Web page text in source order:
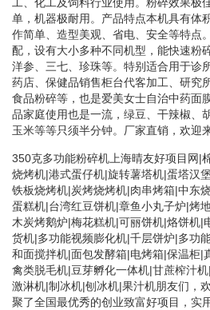
单，机器极耐用。产品特点本机具有体
作简单、造型美观、省电、安全等特点
配，设有大小多种不同机型，能快速粉
洋参、三七、珍珠等。特别适合用于诊
药店、保健品销售柜台代客加工、研究
食品粉碎等，也是爱美女士自治中药面
品家庭使用也是一流，绿豆、干辣椒、
玉米等等只须半分钟。厂家直销，欢迎
350克多功能粉碎机上海晴友好项目网|
烧烤机|港式蛋仔机|旋转薯塔机|蛋塔汉
铁板烧烤机|炭烤烧烤机|肉串烤箱|中东
蛋糕机|台湾红豆饼机|章鱼小丸子炉|烤
木炭烤鹅炉|梅花糕机|可丽饼机|烙饼机|
货机|多功能视频膨化机|千层饼炉|多功
和面搅拌机|面包发酵箱|电烤箱|保温柜|
禽类脱毛机|豆芽孵化一体机|甘蔗榨汁
激淋机|制冰机|刨冰机|果汁机朋友们，
聚了全国最优秀的创业致富好项目，实